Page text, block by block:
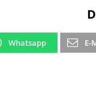
Whatsapp E-